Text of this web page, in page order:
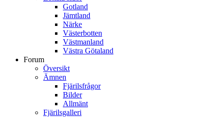
Gotland
Jämtland
Närke
Västerbotten
Västmanland
Västra Götaland
Forum
Översikt
Ämnen
Fjärilsfrågor
Bilder
Allmänt
Fjärilsgalleri